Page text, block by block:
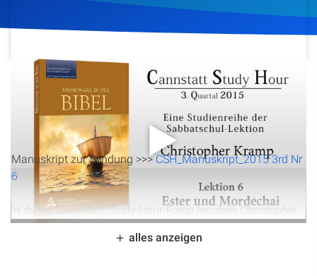
7. August 2015 1.166Klicks Download
Manuskript zur Sendung >>>CSH_Manuskript_2015 3rd Nr
6
In dieser Cannstatt Study Hour-Folge tauchen Christopher
Kramp und die Zuhörer tief in die biblische Geschichte von
Esther und Mordechai ein. Die Lektion beleuchtet die oft
alles anzeigen
Über Uns
Kontakt
Spenden